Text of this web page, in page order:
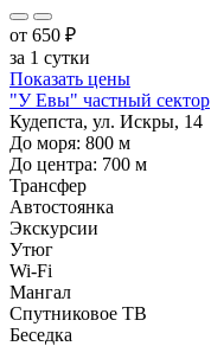
от 650 ₽
за 1 сутки
Показать цены
"У Евы" частный сектор
Кудепста, ул. Искры, 14
До моря: 800 м
До центра: 700 м
Трансфер
Автостоянка
Экскурсии
Утюг
Wi-Fi
Мангал
Спутниковое ТВ
Беседка